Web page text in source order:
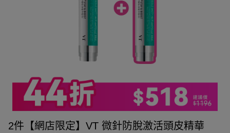
2件【網店限定】VT 微針防脫激活頭皮精華